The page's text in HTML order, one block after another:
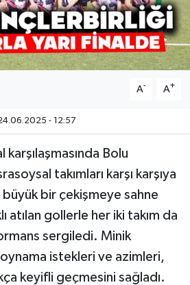
A- A+
- 12:57
karşılaşmasında Bolu
takımları karşı karşıya
bir çekişmeye sahne
atılan gollerle her iki takım da
sergiledi. Minik
istekleri ve azimleri,
keyifli geçmesini sağladı.